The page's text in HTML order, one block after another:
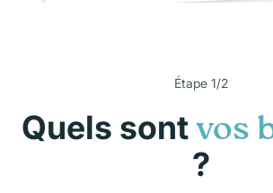
Étape 1/2
Quels sont vos
?